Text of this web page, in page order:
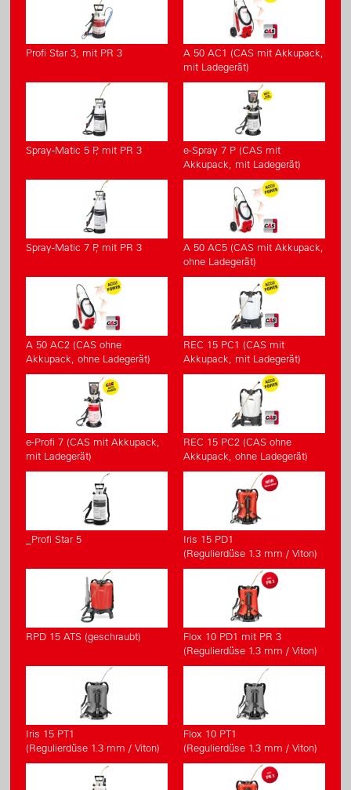
Profi Star 3, mit PR 3
A 50 AC1 (CAS mit Akkupack,
mit Ladegerät)
Spray-Matic 5 P, mit PR 3
e-Spray 7 P (CAS mit
Akkupack, mit Ladegerät)
Spray-Matic 7 P, mit PR 3
A 50 AC5 (CAS mit Akkupack,
ohne Ladegerät)
A 50 AC2 (CAS ohne
Akkupack, ohne Ladegerät)
REC 15 PC1 (CAS mit
Akkupack, mit Ladegerät)
e-Profi 7 (CAS mit Akkupack,
mit Ladegerät)
REC 15 PC2 (CAS ohne
Akkupack, ohne Ladegerät)
_Profi Star 5
Iris 15 PD1
(Regulierdüse 1.3 mm / Viton)
RPD 15 ATS (geschraubt)
Flox 10 PD1 mit PR 3
(Regulierdüse 1.3 mm / Viton)
Iris 15 PT1
(Regulierdüse 1.3 mm / Viton)
Flox 10 PT1
(Regulierdüse 1.3 mm / Viton)